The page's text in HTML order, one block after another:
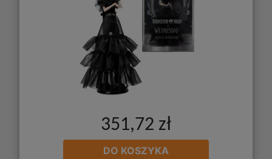
351,72 zł
DO KOSZYKA